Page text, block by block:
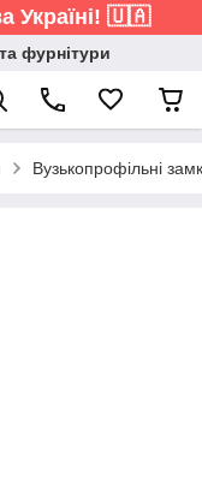
Україні! 🇺🇦
фурнітури
Вузькопрофільні